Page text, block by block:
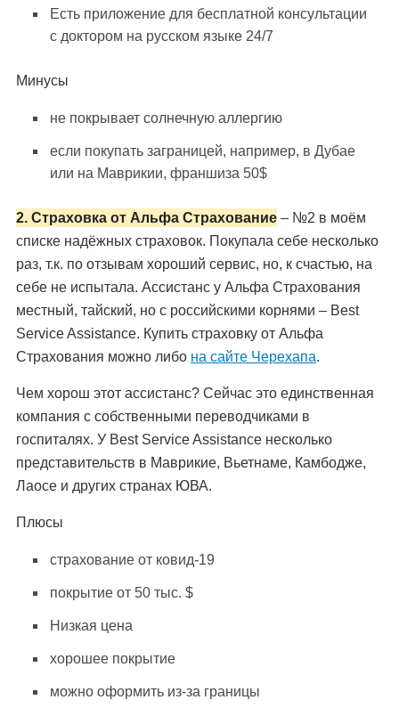
Есть приложение для бесплатной консультации
с доктором на русском языке 24/7
Минусы
не покрывает солнечную аллергию
если покупать заграницей, например, в Дубае
или на Маврикии, франшиза 50$
2. Страховка от Альфа Страхование– №2 в моём
списке надёжных страховок. Покупала себе несколько
раз, т.к. по отзывам хороший сервис, но, к счастью, на
себе не испытала. Ассистанс у Альфа Страхования
местный, тайский, но с российскими корнями – Best
Service Assistance. Купить страховку от Альфа
Страхования можно либо на сайте Черехапа.
Чем хорош этот ассистанс? Сейчас это единственная
компания с собственными переводчиками в
госпиталях. У Best Service Assistance несколько
представительств в Маврикие, Вьетнаме, Камбодже,
Лаосе и других странах ЮВА.
Плюсы
страхование от ковид-19
покрытие от 50 тыс. $
Низкая цена
хорошее покрытие
можно оформить из-за границы